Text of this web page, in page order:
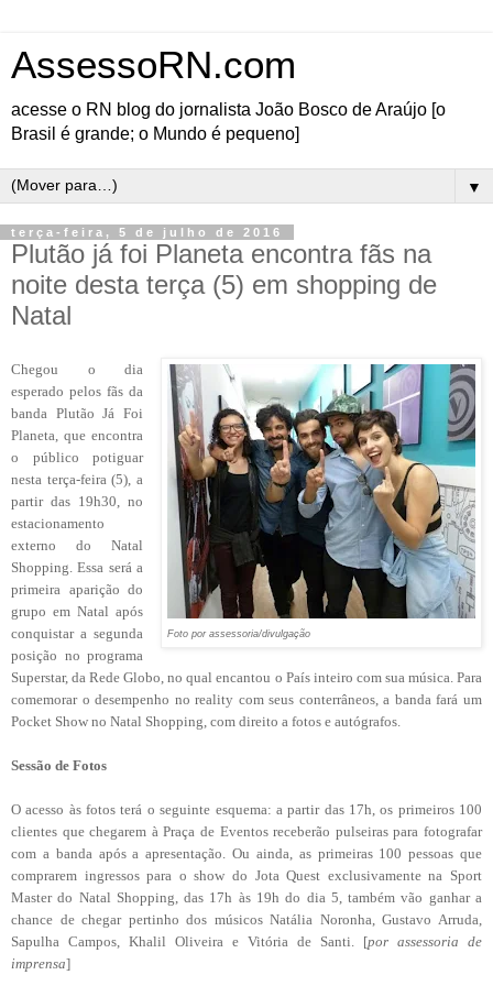
AssessoRN.com
acesse o RN blog do jornalista João Bosco de Araújo [o
Brasil é grande; o Mundo é pequeno]
▼
terça-feira, 5 de julho de 2016
Plutão já foi Planeta encontra fãs na
noite desta terça (5) em shopping de
Natal
Foto por assessoria/divulgação
Chegou o dia
esperado pelos fãs da
banda Plutão Já Foi
Planeta, que encontra
o público potiguar
nesta terça-feira (5), a
partir das 19h30, no
estacionamento
externo do Natal
Shopping. Essa será a
primeira aparição do
grupo em Natal após
conquistar a segunda
posição no programa
Superstar, da Rede Globo, no qual encantou o País inteiro com sua música. Para
comemorar o desempenho no reality com seus conterrâneos, a banda fará um
Pocket Show no Natal Shopping, com direito a fotos e autógrafos.
Sessão de Fotos
O acesso às fotos terá o seguinte esquema: a partir das 17h, os primeiros 100
clientes que chegarem à Praça de Eventos receberão pulseiras para fotografar
com a banda após a apresentação. Ou ainda, as primeiras 100 pessoas que
comprarem ingressos para o show do Jota Quest exclusivamente na Sport
Master do Natal Shopping, das 17h às 19h do dia 5, também vão ganhar a
chance de chegar pertinho dos músicos Natália Noronha, Gustavo Arruda,
Sapulha Campos, Khalil Oliveira e Vitória de Santi. [por assessoria de
imprensa]